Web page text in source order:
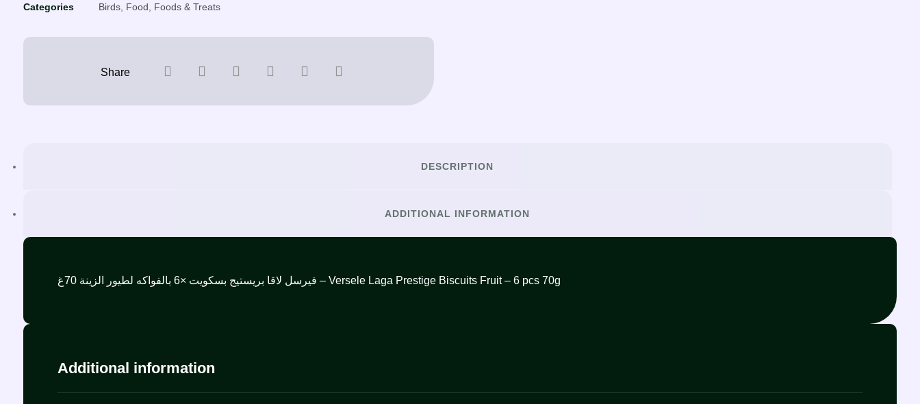
Categories
Birds, Food Foods & Treats
DESCRIPTION
ADDITIONAL INFORMATION
فيرسل لاقا بريستيج بسكويت ×6 بالفواكه لطيور الزينة 70غ – Versele Laga Prestige Biscuits Fruit – 6 pcs 70g
Additional information